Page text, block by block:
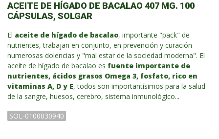
ACEITE DE HÍGADO DE BACALAO 407 MG. 100
CÁPSULAS, SOLGAR
El aceite de hígado de bacalao, importante "pack" de
nutrientes, trabajan en conjunto, en prevención y curación
numerosas dolencias y "mal estar de la sociedad moderna". El
aceite de hígado de bacalao es fuente importante de
nutrientes, ácidos grasos Omega 3, fosfato, rico en
vitaminas A, D y E, todos son importantísimos para la salud
de la sangre, huesos, cerebro, sistema inmunológico...
SOL-0100030940